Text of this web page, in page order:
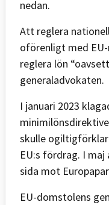
nedan.
Att reglera
oförenligt med
reglera lön
generaladvokaten.
I januari 2023
skulle
EU:s fördrag. I
sida mot
EU-domstolens